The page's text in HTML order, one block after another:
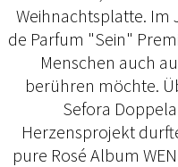
Weihnachtsplatte. Im
de Parfum "Sein"
Menschen auch
berühren möchte.
Sefora
Herzensprojekt
pure Rosé Album